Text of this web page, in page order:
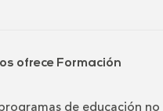
ofrece Formación
de educación no